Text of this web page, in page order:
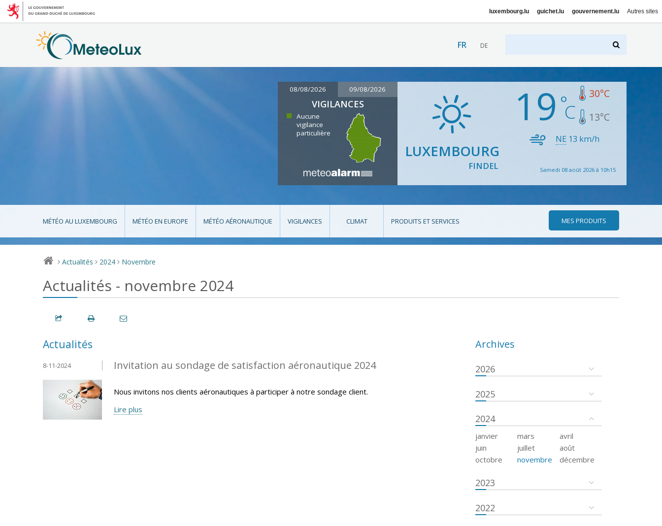
luxembourg.lu guichet.lu gouvernement.lu Autres sites
FR DE
08/08/2026 09/08/2026
VIGILANCES
Aucune
vigilance
particulière
LUXEMBOURG
FINDEL
19 30°C
13°C
NE 13 km/h
Samedi 08 août 2026 à 10h15
MÉTÉO AU LUXEMBOURG MÉTÉO EN EUROPE MÉTÉO AÉRONAUTIQUE VIGILANCES CLIMAT PRODUITS ET SERVICES MES PRODUITS
> Actualités > 2024 > Novembre
Actualités - novembre 2024
Actualités
Invitation au sondage de satisfaction aéronautique 2024
8-11-2024
Nous invitons nos clients aéronautiques à participer à notre sondage client.
Lire plus
Archives
2026
2025
2024
janvier mars
avril
juin
juillet
août
octobre
novembre décembre
2023
2022